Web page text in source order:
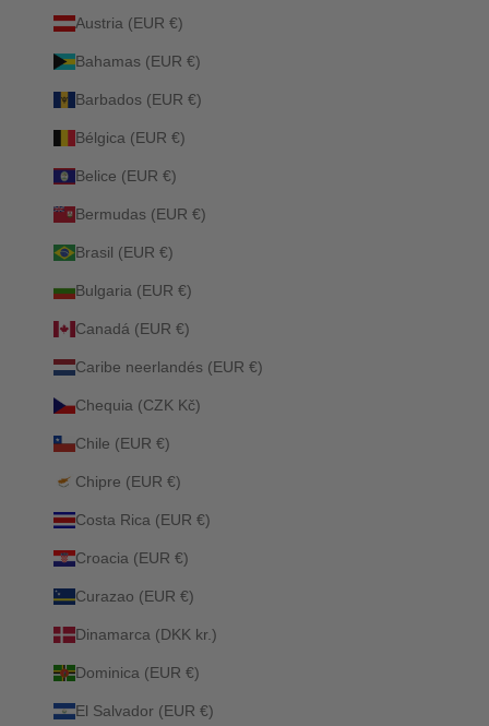
Austria (EUR €)
Bahamas (EUR €)
Barbados (EUR €)
Bélgica (EUR €)
Belice (EUR €)
Bermudas (EUR €)
Brasil (EUR €)
Bulgaria (EUR €)
Canadá (EUR €)
Caribe neerlandés (EUR €)
Chequia (CZK Kč)
Chile (EUR €)
Chipre (EUR €)
Costa Rica (EUR €)
Croacia (EUR €)
Curazao (EUR €)
Dinamarca (DKK kr.)
Dominica (EUR €)
El Salvador (EUR €)